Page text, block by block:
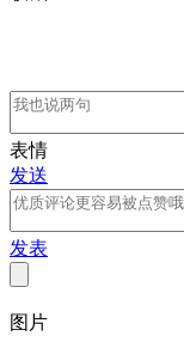
表情
发送
发表
图片